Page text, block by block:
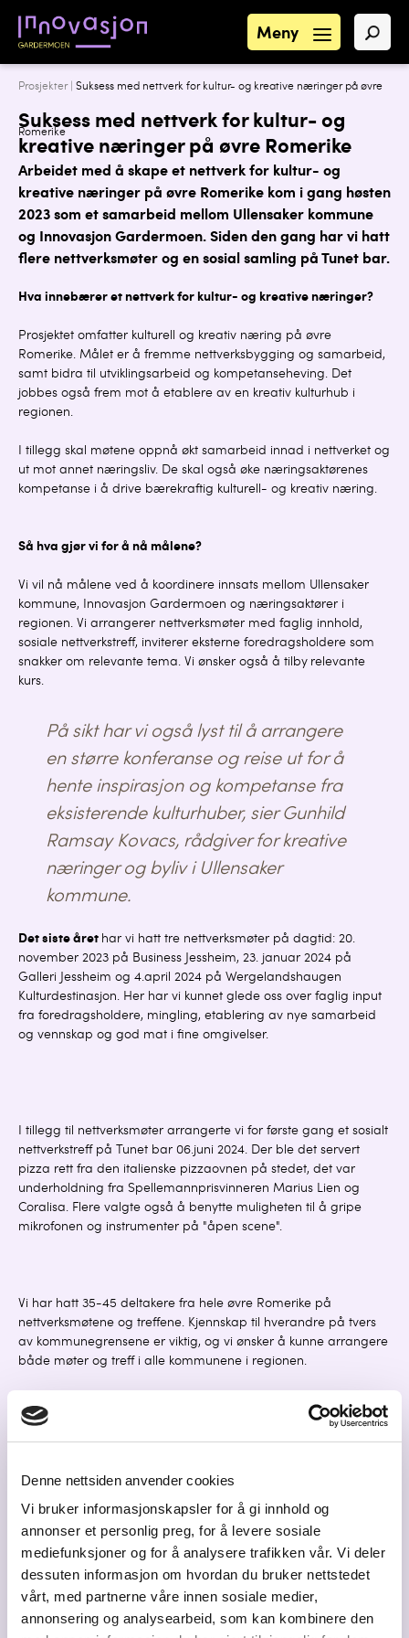
Denne nettsiden anvender cookies
Vi bruker informasjonskapsler for å gi innhold og
annonser et personlig preg, for å levere sosiale
mediefunksjoner og for å analysere trafikken vår. Vi deler
dessuten informasjon om hvordan du bruker nettstedet
vårt, med partnerne våre innen sosiale medier,
annonsering og analysearbeid, som kan kombinere den
Meny
Prosjekter | Suksess med nettverk for kultur- og kreative næringer på øvre
Romerike
Suksess med nettverk for kultur- og
kreative næringer på øvre Romerike
Arbeidet med å skape et nettverk for kultur- og
kreative næringer på øvre Romerike kom i gang høsten
2023 som et samarbeid mellom Ullensaker kommune
og Innovasjon Gardermoen. Siden den gang har vi hatt
flere nettverksmøter og en sosial samling på Tunet bar.
Hva innebærer et nettverk for kultur- og kreative næringer?
Prosjektet omfatter kulturell og kreativ næring på øvre
Romerike. Målet er å fremme nettverksbygging og samarbeid,
samt bidra til utviklingsarbeid og kompetanseheving. Det
jobbes også frem mot å etablere av en kreativ kulturhub i
regionen.
I tillegg skal møtene oppnå økt samarbeid innad i nettverket og
ut mot annet næringsliv. De skal også øke næringsaktørenes
kompetanse i å drive bærekraftig kulturell- og kreativ næring.
Så hva gjør vi for å nå målene?
Vi vil nå målene ved å koordinere innsats mellom Ullensaker
kommune, Innovasjon Gardermoen og næringsaktører i
regionen. Vi arrangerer nettverksmøter med faglig innhold,
sosiale nettverkstreff, inviterer eksterne foredragsholdere som
snakker om relevante tema. Vi ønsker også å tilby relevante
kurs.
På sikt har vi også lyst til å arrangere
en større konferanse og reise ut for å
hente inspirasjon og kompetanse fra
eksisterende kulturhuber, sier Gunhild
Ramsay Kovacs, rådgiver for kreative
næringer og byliv i Ullensaker
kommune.
Det siste året har vi hatt tre nettverksmøter på dagtid: 20.
november 2023 på Business Jessheim, 23. januar 2024 på
Galleri Jessheim og 4.april 2024 på Wergelandshaugen
Kulturdestinasjon. Her har vi kunnet glede oss over faglig input
fra foredragsholdere, mingling, etablering av nye samarbeid
og vennskap og god mat i fine omgivelser.
I tillegg til nettverksmøter arrangerte vi for første gang et sosialt
nettverkstreff på Tunet bar 06.juni 2024. Der ble det servert
pizza rett fra den italienske pizzaovnen på stedet, det var
underholdning fra Spellemannprisvinneren Marius Lien og
Coralisa. Flere valgte også å benytte muligheten til å gripe
mikrofonen og instrumenter på "åpen scene".
Vi har hatt 35-45 deltakere fra hele øvre Romerike på
nettverksmøtene og treffene. Kjennskap til hverandre på tvers
av kommunegrensene er viktig, og vi ønsker å kunne arrangere
både møter og treff i alle kommunene i regionen.
Gjennom å etablere et nettverk for kultur- og kreative næringer
nettopp disse næringene øker. Vi håper de som jobber med
etablere seg på øvre Romerike. Vi ser allerede at kulturhus,
festivaler, gallerier, kommuner og andre innkjøpere av kunst og
kultur har en høy andel lokalt produsert innhold i sitt program.
Dette skal vi jobbe for at fortsetter og at det blir enda mer lokalt
på sikt.